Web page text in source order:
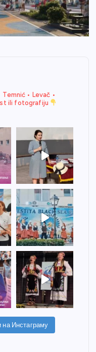
Temnić • Levač •
ili fotografiju
на Инстаграму